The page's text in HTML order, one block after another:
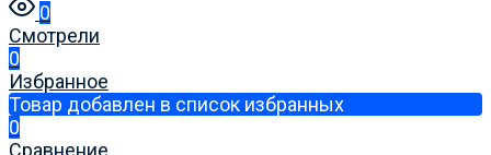
0
Смотрели
0
Избранное
Товар добавлен в список избранных
0
Сравнение